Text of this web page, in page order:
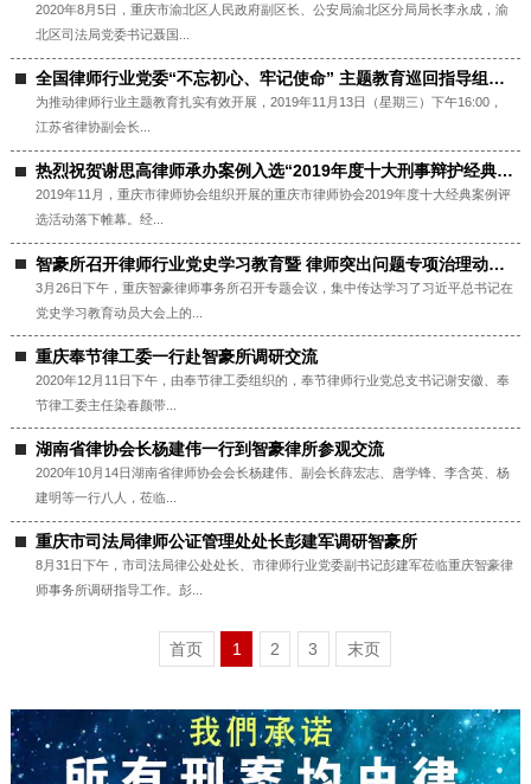
2020年8月5日，重庆市渝北区人民政府副区长、公安局渝北区分局局长李永成，渝
北区司法局党委书记聂国...
全国律师行业党委“不忘初心、牢记使命” 主题教育巡回指导组莅临我所指导工作
为推动律师行业主题教育扎实有效开展，2019年11月13日（星期三）下午16:00，
江苏省律协副会长...
热烈祝贺谢思高律师承办案例入选“2019年度十大刑事辩护经典案例”
2019年11月，重庆市律师协会组织开展的重庆市律师协会2019年度十大经典案例评
选活动落下帷幕。经...
智豪所召开律师行业党史学习教育暨 律师突出问题专项治理动员部署会
3月26日下午，重庆智豪律师事务所召开专题会议，集中传达学习了习近平总书记在
党史学习教育动员大会上的...
重庆奉节律工委一行赴智豪所调研交流
2020年12月11日下午，由奉节律工委组织的，奉节律师行业党总支书记谢安徽、奉
节律工委主任染春颜带...
湖南省律协会长杨建伟一行到智豪律所参观交流
2020年10月14日湖南省律师协会会长杨建伟、副会长薛宏志、唐学锋、李含英、杨
建明等一行八人，莅临...
重庆市司法局律师公证管理处处长彭建军调研智豪所
8月31日下午，市司法局律公处处长、市律师行业党委副书记彭建军莅临重庆智豪律
师事务所调研指导工作。彭...
首页 1 2 3 末页